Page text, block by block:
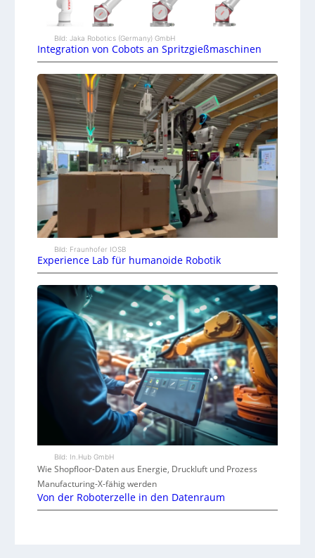
Bild: Jaka Robotics (Germany) GmbH
Integration von Cobots an Spritzgießmaschinen
Bild: Fraunhofer IOSB
Experience Lab für humanoide Robotik
Bild: In.Hub GmbH
Wie Shopfloor-Daten aus Energie, Druckluft und Prozess
Manufacturing-X-fähig werden
Von der Roboterzelle in den Datenraum